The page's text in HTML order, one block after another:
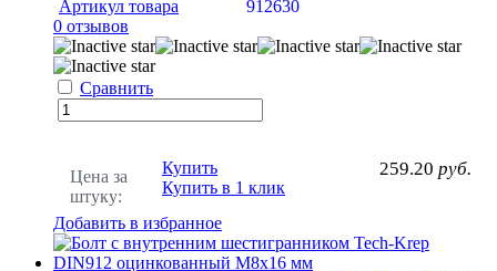
Артикул товара
912630
0 отзывов
Сравнить
Цена за
штуку:
259.20 руб.
Купить
Купить в 1 клик
Добавить в избранное